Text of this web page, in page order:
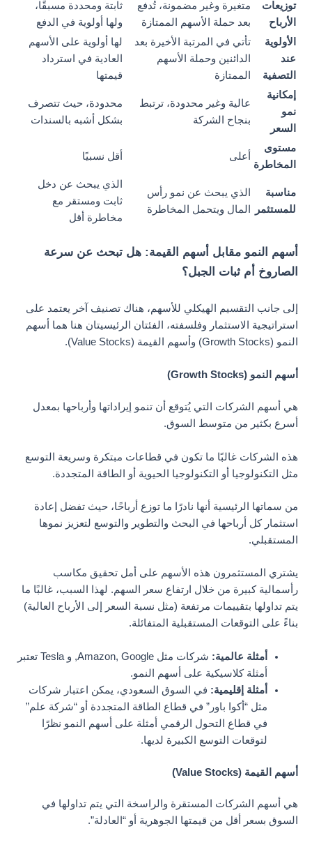
توزيعات
الأرباح
متغيرة وغير مضمونة، تُدفع
بعد حملة الأسهم الممتازة
ثابتة ومحددة مسبقًا،
ولها أولوية في الدفع
الأولوية
عند
التصفية
تأتي في المرتبة الأخيرة بعد
الدائنين وحملة الأسهم
الممتازة
لها أولوية على الأسهم
العادية في استرداد
قيمتها
إمكانية
نمو
السعر
عالية وغير محدودة، ترتبط
بنجاح الشركة
محدودة، حيث تتصرف
بشكل أشبه بالسندات
مستوى
المخاطرة
أعلى أقل نسبيًا
مناسبة
للمستثمر
الذي يبحث عن نمو رأس
المال ويتحمل المخاطرة
الذي يبحث عن دخل
ثابت ومستقر مع
مخاطرة أقل
أسهم النمو مقابل أسهم القيمة: هل تبحث عن سرعة
الصاروخ أم ثبات الجبل؟
إلى جانب التقسيم الهيكلي للأسهم، هناك تصنيف آخر يعتمد على
استراتيجية الاستثمار وفلسفته، الفئتان الرئيسيتان هنا هما أسهم
النمو (Growth Stocks) وأسهم القيمة (Value Stocks).
أسهم النمو (Growth Stocks)
هي أسهم الشركات التي يُتوقع أن تنمو إيراداتها وأرباحها بمعدل
أسرع بكثير من متوسط السوق.
هذه الشركات غالبًا ما تكون في قطاعات مبتكرة وسريعة التوسع
مثل التكنولوجيا أو التكنولوجيا الحيوية أو الطاقة المتجددة.
من سماتها الرئيسية أنها نادرًا ما توزع أرباحًا، حيث تفضل إعادة
استثمار كل أرباحها في البحث والتطوير والتوسع لتعزيز نموها
المستقبلي.
يشتري المستثمرون هذه الأسهم على أمل تحقيق مكاسب
رأسمالية كبيرة من خلال ارتفاع سعر السهم. لهذا السبب، غالبًا ما
يتم تداولها بتقييمات مرتفعة (مثل نسبة السعر إلى الأرباح العالية)
بناءً على التوقعات المستقبلية المتفائلة.
أمثلة عالمية:
شركات مثل Amazon, Google, و Tesla تعتبر
أمثلة كلاسيكية على أسهم النمو.
أمثلة إقليمية: في السوق السعودي، يمكن اعتبار شركات
مثل “أكوا باور” في قطاع الطاقة المتجددة أو “شركة علم”
في قطاع التحول الرقمي أمثلة على أسهم النمو نظرًا
لتوقعات التوسع الكبيرة لديها.
أسهم القيمة (Value Stocks)
هي أسهم الشركات المستقرة والراسخة التي يتم تداولها في
السوق بسعر أقل من قيمتها الجوهرية أو “العادلة”.